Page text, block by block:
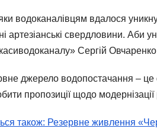
водоканалівцям вдалося
артезіанські свердловини. Аби
Сергій
джерело водопостачання – це
пропозиції щодо
також: Резервне живлення